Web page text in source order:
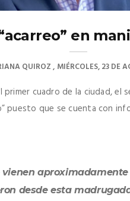
en
QUIROZ MIÉRCOLES, 23 DE
cuadro de la ciudad, el
puesto que se cuenta con
desde esta